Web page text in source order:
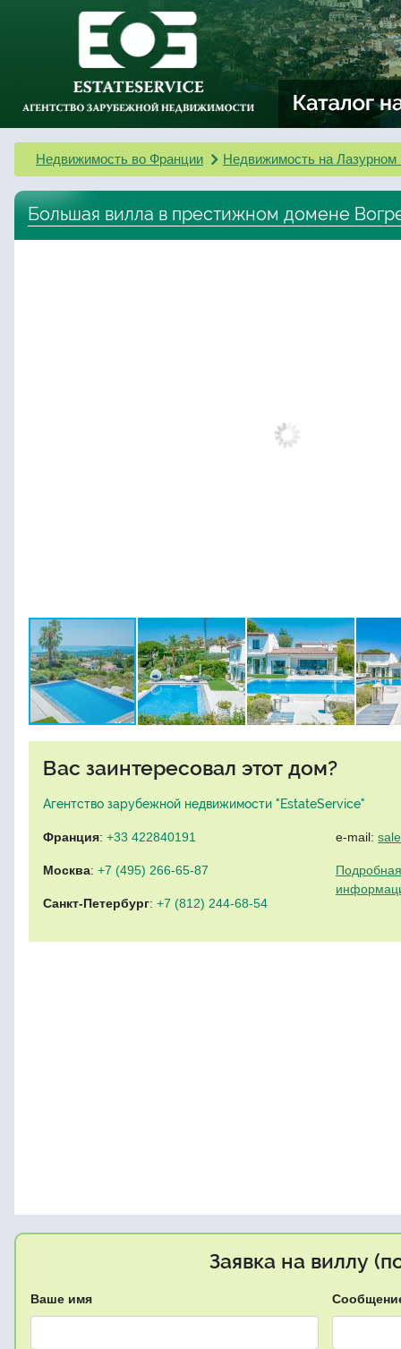
Недвижимость во Франции Недвижимость на Лазурном
Большая вилла в престижном домене
Вас заинтересовал этот дом?
Агентство зарубежной недвижимости "EstateService"
Франция: +33 422840191
Москва: +7 (495) 266-65-87
Санкт-Петербург: +7 (812) 244-68-54
e-mail:
Заявка на виллу
Ваше имя